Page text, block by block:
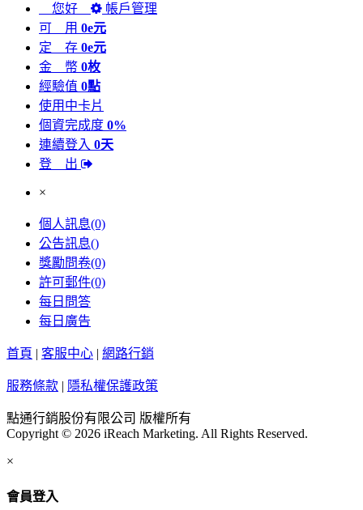
您好
帳戶管理
可 用 0e元
定 存 0e元
金 幣 0枚
經驗值 0點
使用中卡片
個資完成度 0%
連續登入 0天
登 出
×
個人訊息(0)
公告訊息()
獎勵問卷(0)
許可郵件(0)
每日問答
每日廣告
首頁 | 客服中心 | 網路行銷
服務條款 | 隱私權保護政策
點通行銷股份有限公司 版權所有
Copyright © 2026 iReach Marketing. All Rights Reserved.
×
會員登入